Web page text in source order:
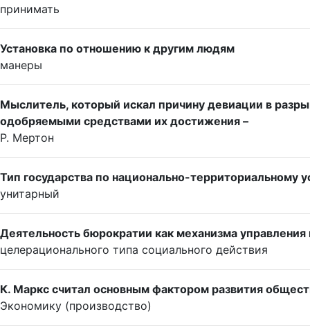
принимать
Установка по отношению к другим людям
манеры
Мыслитель, который искал причину девиации в
одобряемыми средствами их достижения –
Р. Мертон
Тип государства по национально-
унитарный
Деятельность бюрократии как механизма
целерационального типа социального действия
К. Маркс считал основным фактором развития
Экономику (производство)